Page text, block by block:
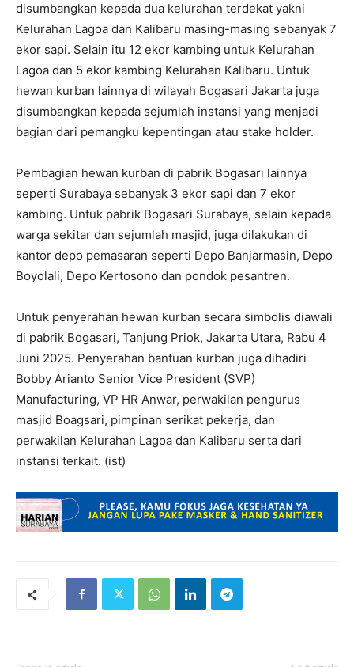
disumbangkan kepada dua kelurahan terdekat yakni
Kelurahan Lagoa dan Kalibaru masing-masing sebanyak 7
ekor sapi. Selain itu 12 ekor kambing untuk Kelurahan
Lagoa dan 5 ekor kambing Kelurahan Kalibaru. Untuk
hewan kurban lainnya di wilayah Bogasari Jakarta juga
disumbangkan kepada sejumlah instansi yang menjadi
bagian dari pemangku kepentingan atau stake holder.
Pembagian hewan kurban di pabrik Bogasari lainnya
seperti Surabaya sebanyak 3 ekor sapi dan 7 ekor
kambing. Untuk pabrik Bogasari Surabaya, selain kepada
warga sekitar dan sejumlah masjid, juga dilakukan di
kantor depo pemasaran seperti Depo Banjarmasin, Depo
Boyolali, Depo Kertosono dan pondok pesantren.
Untuk penyerahan hewan kurban secara simbolis diawali
di pabrik Bogasari, Tanjung Priok, Jakarta Utara, Rabu 4
Juni 2025. Penyerahan bantuan kurban juga dihadiri
Bobby Arianto Senior Vice President (SVP)
Manufacturing, VP HR Anwar, perwakilan pengurus
masjid Boagsari, pimpinan serikat pekerja, dan
perwakilan Kelurahan Lagoa dan Kalibaru serta dari
instansi terkait. (ist)